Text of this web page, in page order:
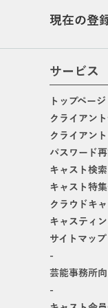
現在の登
サービス
トップページ
クライアン
クライアン
パスワード
キャスト検索
キャスト特
クラウドキ
キャスティ
サイトマップ
-
芸能事務所
-